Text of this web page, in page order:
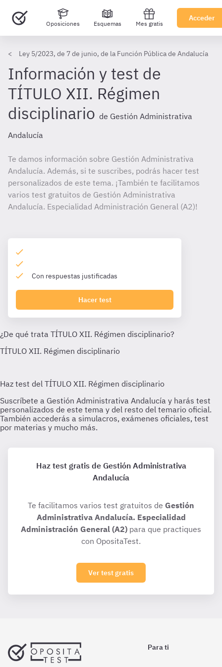
Oposiciones Esquemas Mes gratis
Acceder
Ley 5/2023, de 7 de junio, de la Función Pública de Andalucía
Información y test de
TÍTULO XII. Régimen
disciplinario de Gestión Administrativa
Andalucía
Te damos información sobre Gestión Administrativa
Andalucía. Además, si te suscribes, podrás hacer test
personalizados de este tema. ¡También te facilitamos
varios test gratuitos de Gestión Administrativa
Andalucía. Especialidad Administración General (A2)!
Con respuestas justificadas
Hacer test
Haz test gratis de Gestión Administrativa
Andalucía
Te facilitamos varios test gratuitos de Gestión
Administrativa Andalucía. Especialidad
Administración General (A2) para que practiques
con OpositaTest.
Ver test gratis
Para ti